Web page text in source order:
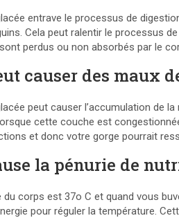
entrave le processus de
Cela peut ralentir le processus
perdus ou non absorbés par le
causer des maux
peut causer l’accumulation de
cette couche est
et donc votre gorge pourrait
la pénurie de
du corps est 37o C et quand vous
pour réguler la température.